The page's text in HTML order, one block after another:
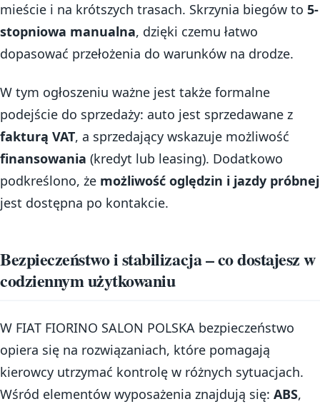
mieście i na krótszych trasach. Skrzynia biegów to 5-
stopniowa manualna, dzięki czemu łatwo
dopasować przełożenia do warunków na drodze.
W tym ogłoszeniu ważne jest także formalne
podejście do sprzedaży: auto jest sprzedawane z
fakturą VAT, a sprzedający wskazuje możliwość
finansowania (kredyt lub leasing). Dodatkowo
podkreślono, że możliwość oględzin i jazdy próbnej
jest dostępna po kontakcie.
Bezpieczeństwo i stabilizacja – co dostajesz w
codziennym użytkowaniu
W FIAT FIORINO SALON POLSKA bezpieczeństwo
opiera się na rozwiązaniach, które pomagają
kierowcy utrzymać kontrolę w różnych sytuacjach.
Wśród elementów wyposażenia znajdują się: ABS,